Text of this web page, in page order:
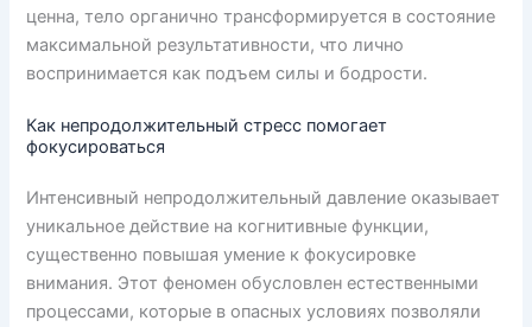
ценна, тело органично трансформируется в состояние
максимальной результативности, что лично
воспринимается как подъем силы и бодрости.
Как непродолжительный стресс помогает
фокусироваться
Интенсивный непродолжительный давление оказывает
уникальное действие на когнитивные функции,
существенно повышая умение к фокусировке
внимания. Этот феномен обусловлен естественными
процессами, которые в опасных условиях позволяли